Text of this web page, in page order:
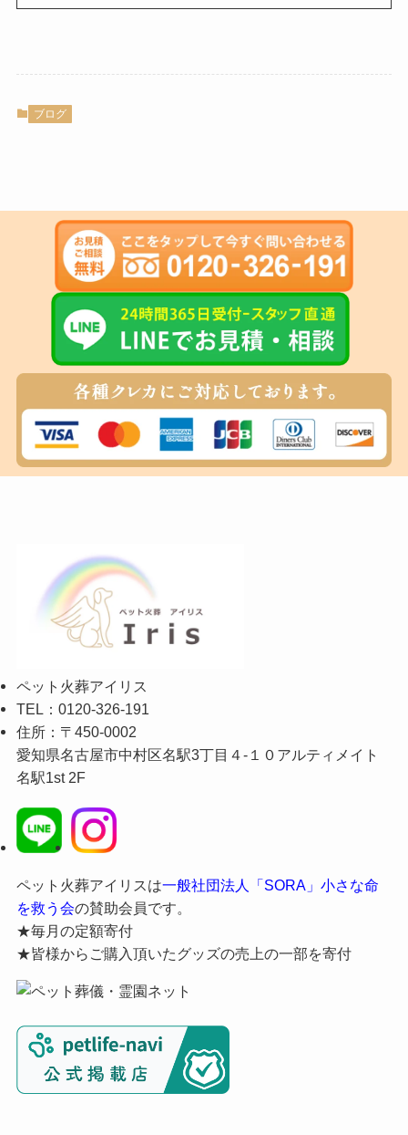
ブログ
ペット火葬アイリス
TEL：0120-326-191
住所：〒450-0002
愛知県名古屋市中村区名駅3丁目４-１０アルティメイト
名駅1st 2F
ペット火葬アイリスは一般社団法人「SORA」小さな命
を救う会の賛助会員です。
★毎月の定額寄付
★皆様からご購入頂いたグッズの売上の一部を寄付